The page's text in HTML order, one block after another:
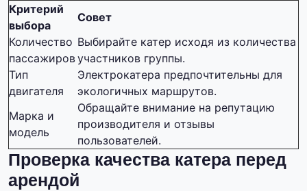
Критерий
выбора
Совет
Количество
пассажиров
Выбирайте катер исходя из количества
участников группы.
Тип
двигателя
Электрокатера предпочтительны для
экологичных маршрутов.
Марка и
модель
Обращайте внимание на репутацию
производителя и отзывы
пользователей.
Проверка качества катера перед
арендой